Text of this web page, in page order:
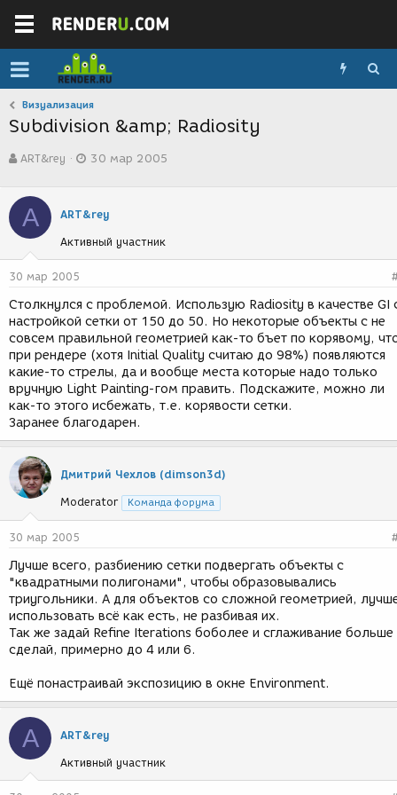
Визуализация
Subdivision &amp; Radiosity
в
о
р
т
е
м
ы
ART&rey
а
с
з
д
и
я
30 мар 2005
A ART&rey
Активный участник
30 мар 2005
Столкнулся с проблемой. Использую Radiosity в качестве GI
настройкой сетки от 150 до 50. Но некоторые объекты с не
совсем правильной геометрией как-то бъет по корявому,
при рендере (хотя Initial Quality считаю до 98%) появляются
какие-то стрелы, да и вообще места которые надо только
вручную Light Painting-гом править. Подскажите, можно ли
как-то этого исбежать, т.е. корявости сетки.
Заранее благодарен.
Дмитрий Чехлов (dimson3d)
Moderator Команда форума
30 мар 2005
Лучше всего, разбиению сетки подвергать объекты с
"квадратными полигонами", чтобы образовывались
триугольники. А для объектов со сложной геометрией,
использовать всё как есть, не разбивая их.
Так же задай Refine Iterations боболее и сглаживание больше
сделай, примерно до 4 или 6.
Ещё понастраивай экспозицию в окне Environment.
A ART&rey
Активный участник